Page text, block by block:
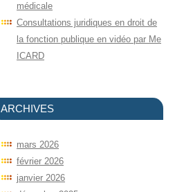
médicale
Consultations juridiques en droit de
la fonction publique en vidéo par Me
ICARD
ARCHIVES
mars 2026
février 2026
janvier 2026